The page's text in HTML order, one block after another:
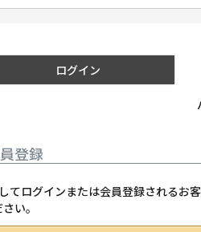
ログイン
登録
てログインまたは会員登録されるお
い。